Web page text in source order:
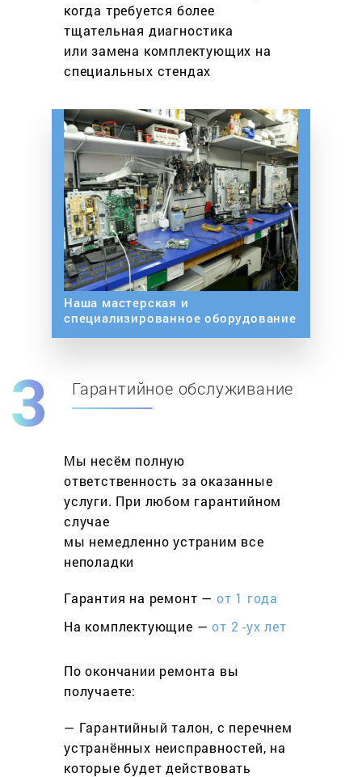
когда требуется более
тщательная диагностика
или замена комплектующих на
специальных стендах
Наша мастерская и
специализированное оборудование
Гарантийное обслуживание
Мы несём полную
ответственность за оказанные
услуги. При любом гарантийном
cлучае
мы немедленно устраним все
неполадки
Гарантия на ремонт — от 1 года
На комплектующие —от 2 -ух лет
По окончании ремонта вы
получаете:
— Гарантийный талон, с перечнем
устранённых неисправностей, на
которые будет действовать